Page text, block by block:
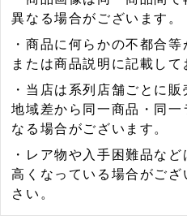
異なる場合がございます。
・商品に何らかの不都合
または商品説明に記載して
・当店は系列店舗ごとに
地域差から同一商品・同
なる場合がございます。
・レア物や入手困難品な
高くなっている場合がご
さい。